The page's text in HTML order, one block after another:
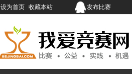
设为首页 收藏本站 发布比赛